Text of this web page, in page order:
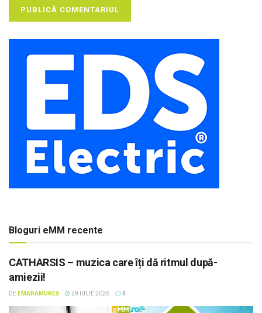
Bloguri eMM recente
CATHARSIS – muzica care îți dă ritmul după-
amiezii!
DE EMARAMUREȘ 29 IULIE 2026 0